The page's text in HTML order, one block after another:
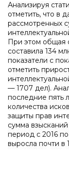
Анализируя
отметить, что в
рассмотренных
При этом общая
составила 134
показатели с
отметить
— 1707 дел).
последние пять
количества
защиты прав
сумма
период с 2016
выросла почти в